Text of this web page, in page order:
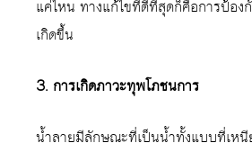
แค่ไหน ทางแก้ไขที่ดีที่สุดก็คือการป้อง
เกิดขึ้น
3. การเกิดภาวะทุพโภชนการ
น้ำลายมีลักษณะที่เป็นน้ำทั้งแบบที่เหนี